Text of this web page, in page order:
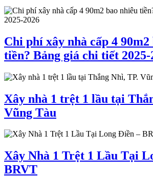
Chi phí xây nhà cấp 4 90m2
tiền? Bảng giá chi tiết 2025-
Xây nhà 1 trệt 1 lầu tại
Vũng Tàu
Xây Nhà 1 Trệt 1 Lầu Tại
BRVT